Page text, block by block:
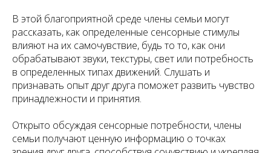
В этой благоприятной среде члены семьи могут
рассказать, как определенные сенсорные стимулы
влияют на их самочувствие, будь то то, как они
обрабатывают звуки, текстуры, свет или потребность
в определенных типах движений. Слушать и
признавать опыт друг друга поможет развить чувство
принадлежности и принятия.
Открыто обсуждая сенсорные потребности, члены
семьи получают ценную информацию о точках